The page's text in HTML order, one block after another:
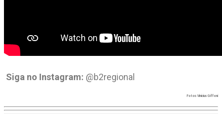
Siga no Instagram: @b2regional
Fotos Vinícius Giffoni